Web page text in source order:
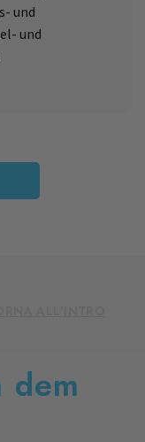
und
und
dem